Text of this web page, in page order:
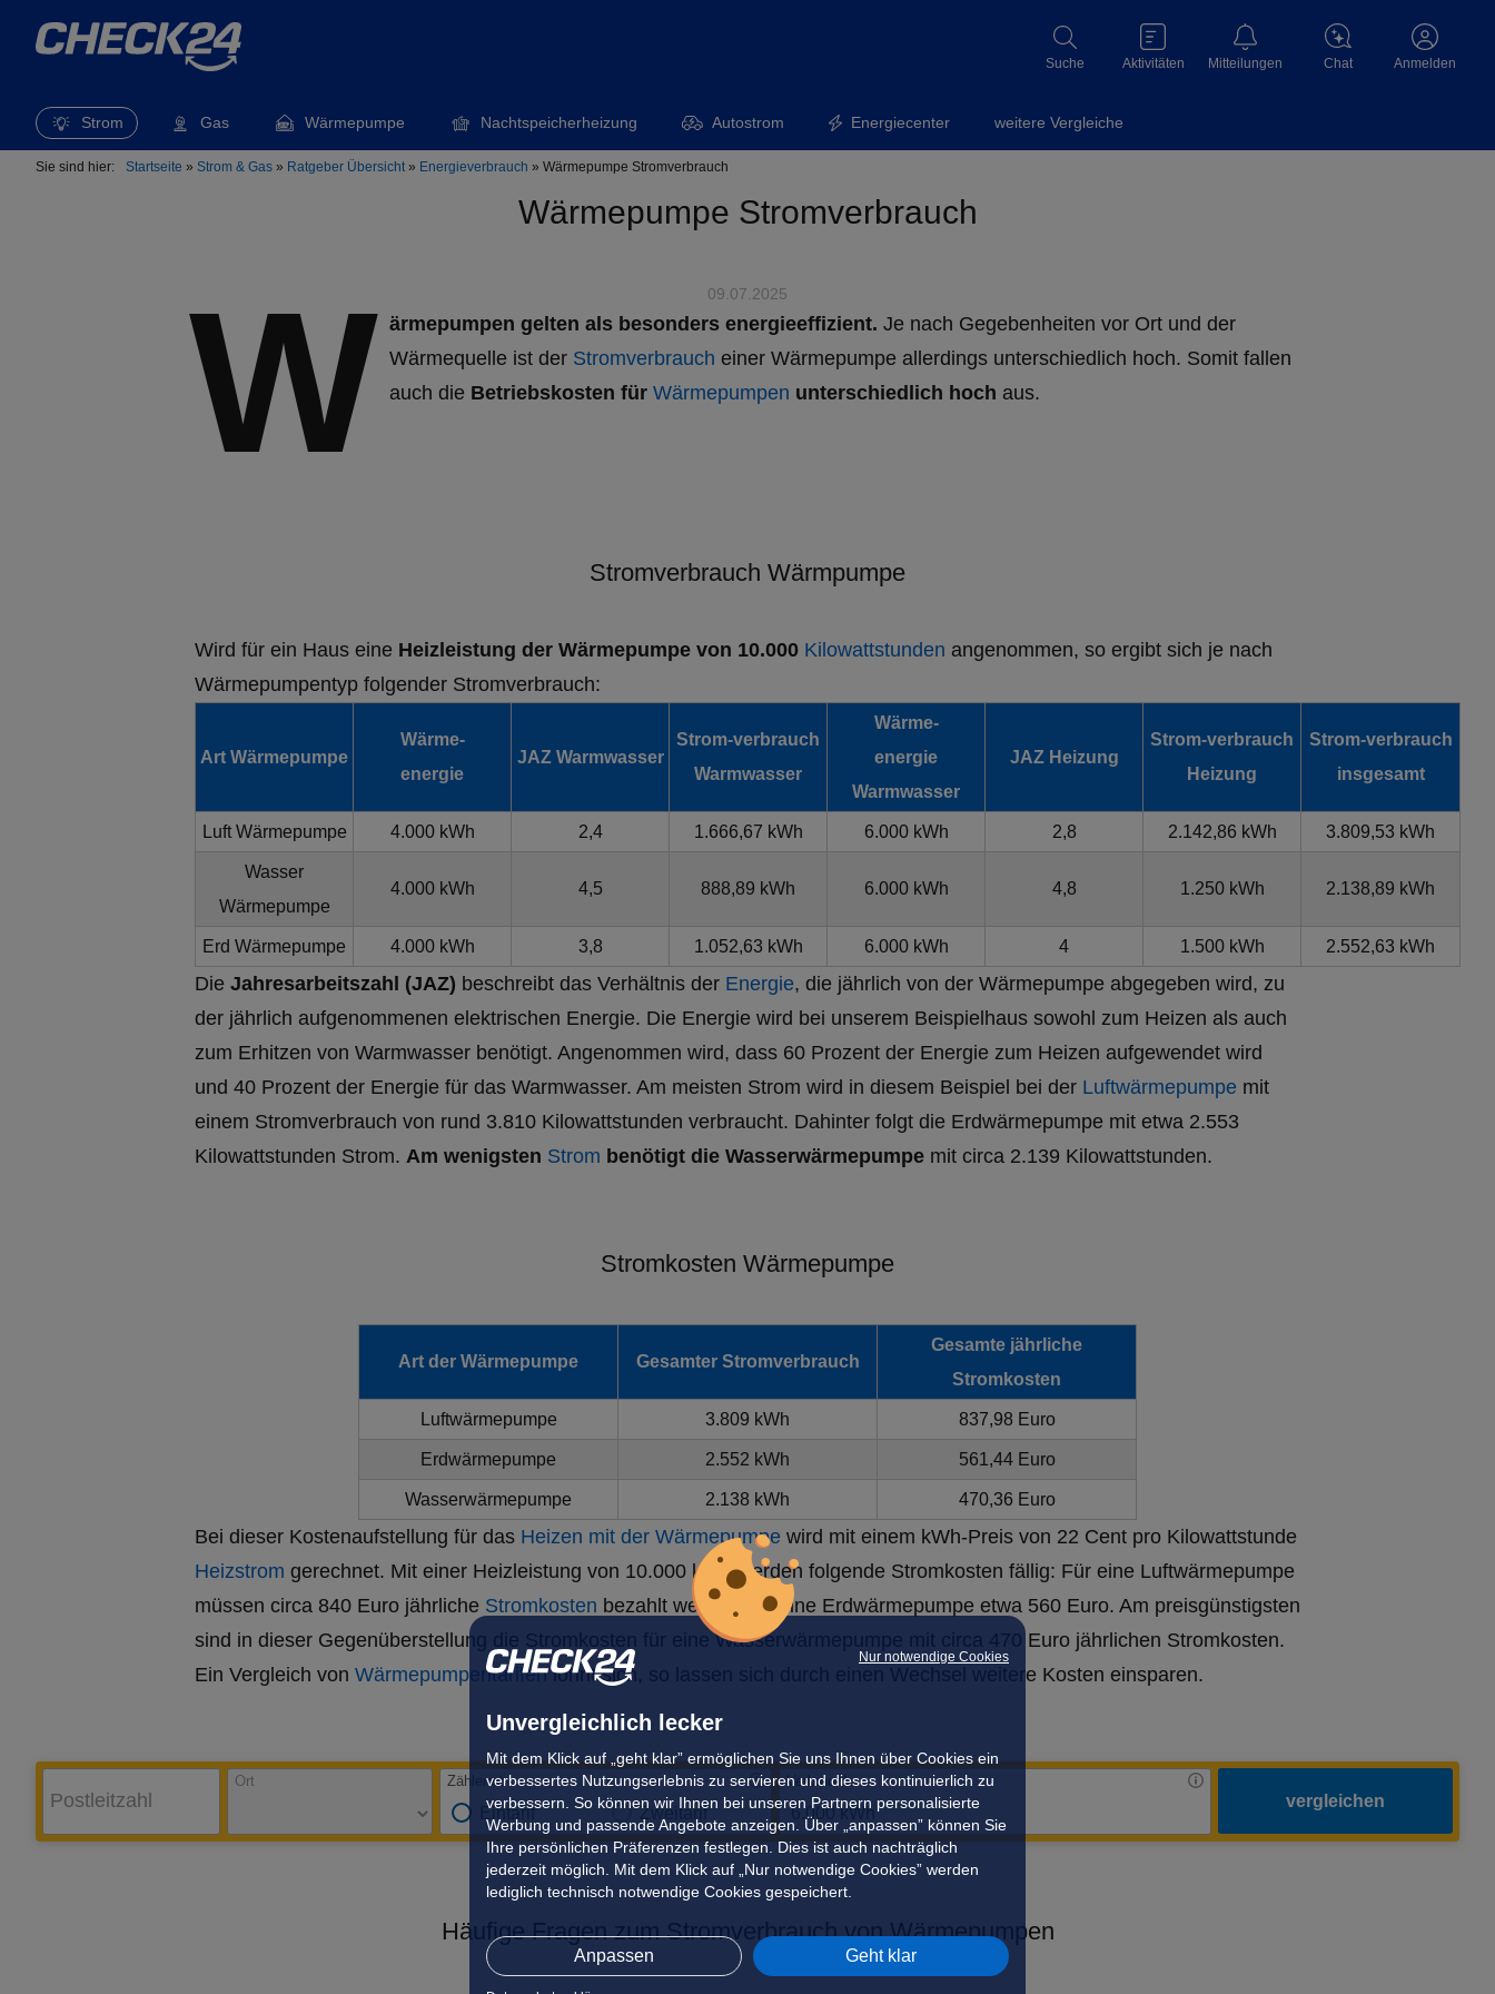
Nur notwendige Cookies
Unvergleichlich lecker
Mit dem Klick auf „geht klar” ermöglichen Sie uns Ihnen über Cookies ein
verbessertes Nutzungserlebnis zu servieren und dieses kontinuierlich zu
verbessern. So können wir Ihnen bei unseren Partnern personalisierte
Werbung und passende Angebote anzeigen. Über „anpassen” können Sie
Ihre persönlichen Präferenzen festlegen. Dies ist auch nachträglich
jederzeit möglich. Mit dem Klick auf „Nur notwendige Cookies” werden
lediglich technisch notwendige Cookies gespeichert.
Anpassen Geht klar
Suche Aktivitäten Mitteilungen Chat Anmelden
Strom Gas Wärmepumpe Nachtspeicherheizung Autostrom Energiecenter weitere Vergleiche
Sie sind hier: Startseite » Strom & Gas » Ratgeber Übersicht» Energieverbrauch » Wärmepumpe Stromverbrauch
Wärmepumpe Stromverbrauch
09.07.2025
W ärmepumpen gelten als besonders energieeffizient. Je nach Gegebenheiten vor Ort und der
Wärmequelle ist der Stromverbrauch einer Wärmepumpe allerdings unterschiedlich hoch. Somit fallen
auch die Betriebskosten für Wärmepumpen unterschiedlich hoch aus.
Stromverbrauch Wärmpumpe
Wird für ein Haus eine Heizleistung der Wärmepumpe von 10.000 Kilowattstunden angenommen, so ergibt sich je nach
Wärmepumpentyp folgender Stromverbrauch:
Art Wärmepumpe
Wärme-
energie
JAZ Warmwasser
Strom-verbrauch
Warmwasser
Wärme-
energie
Warmwasser
JAZ Heizung
Strom-verbrauch
Heizung
Strom-verbrauch
insgesamt
Luft Wärmepumpe 4.000 kWh 2,4 1.666,67 kWh 6.000 kWh 2,8 2.142,86 kWh 3.809,53 kWh
Wasser
Wärmepumpe
4.000 kWh 4,5 888,89 kWh 6.000 kWh 4,8 1.250 kWh 2.138,89 kWh
Erd Wärmepumpe 4.000 kWh 3,8 1.052,63 kWh 6.000 kWh 4 1.500 kWh 2.552,63 kWh
Die Jahresarbeitszahl (JAZ) beschreibt das Verhältnis der Energie, die jährlich von der Wärmepumpe abgegeben wird, zu
der jährlich aufgenommenen elektrischen Energie. Die Energie wird bei unserem Beispielhaus sowohl zum Heizen als auch
zum Erhitzen von Warmwasser benötigt. Angenommen wird, dass 60 Prozent der Energie zum Heizen aufgewendet wird
und 40 Prozent der Energie für das Warmwasser. Am meisten Strom wird in diesem Beispiel bei der Luftwärmepumpe mit
einem Stromverbrauch von rund 3.810 Kilowattstunden verbraucht. Dahinter folgt die Erdwärmepumpe mit etwa 2.553
Kilowattstunden Strom. Am wenigsten Strom benötigt die Wasserwärmepumpe mit circa 2.139 Kilowattstunden.
Stromkosten Wärmepumpe
Art der Wärmepumpe Gesamter Stromverbrauch
Gesamte jährliche
Stromkosten
Luftwärmepumpe 3.809 kWh 837,98 Euro
Erdwärmepumpe 2.552 kWh 561,44 Euro
Wasserwärmepumpe 2.138 kWh 470,36 Euro
Bei dieser Kostenaufstellung für das Heizen mit der Wärmepumpe wird mit einem kWh-Preis von 22 Cent pro Kilowattstunde
Heizstrom gerechnet. Mit einer Heizleistung von 10.000 kWh werden folgende Stromkosten fällig: Für eine Luftwärmepumpe
müssen circa 840 Euro jährliche Stromkosten bezahlt werden, für eine Erdwärmepumpe etwa 560 Euro. Am preisgünstigsten
sind in dieser Gegenüberstellung die Stromkosten für eine Wasserwärmepumpe mit circa 470 Euro jährlichen Stromkosten.
Ein Vergleich von Wärmepumpentarifenlohnt sich, so lassen sich durch einen Wechsel weitere Kosten einsparen.
Eintarif Zweitarif
Zählerart
vergleichen
Ort
Postleitzahl
Verbrauch
Häufige Fragen zum Stromverbrauch von Wärmepumpen